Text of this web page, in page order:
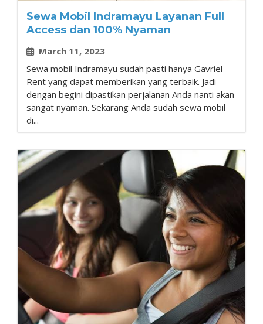
Sewa Mobil Indramayu Layanan Full
Access dan 100% Nyaman
March 11, 2023
Sewa mobil Indramayu sudah pasti hanya Gavriel
Rent yang dapat memberikan yang terbaik. Jadi
dengan begini dipastikan perjalanan Anda nanti akan
sangat nyaman. Sekarang Anda sudah sewa mobil
di...